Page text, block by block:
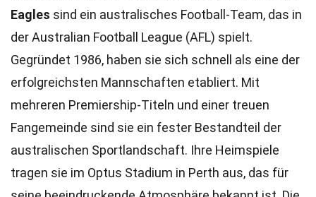
Eagles sind ein australisches Football-Team, das in
der Australian Football League (AFL) spielt.
Gegründet 1986, haben sie sich schnell als eine der
erfolgreichsten Mannschaften etabliert. Mit
mehreren Premiership-Titeln und einer treuen
Fangemeinde sind sie ein fester Bestandteil der
australischen Sportlandschaft. Ihre Heimspiele
tragen sie im Optus Stadium in Perth aus, das für